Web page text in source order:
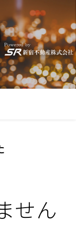
せん